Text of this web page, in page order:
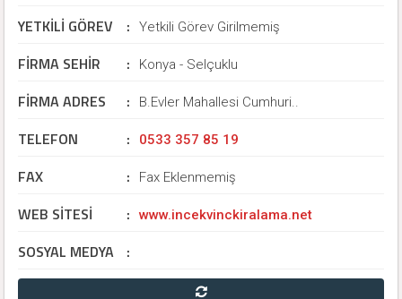
YETKİLİ GÖREV : Yetkili Görev Girilmemiş
FİRMA SEHİR : Konya - Selçuklu
FİRMA ADRES : B.Evler Mahallesi Cumhuri..
TELEFON : 0533 357 85 19
FAX : Fax Eklenmemiş
WEB SİTESİ : www.incekvinckiralama.net
SOSYAL MEDYA :